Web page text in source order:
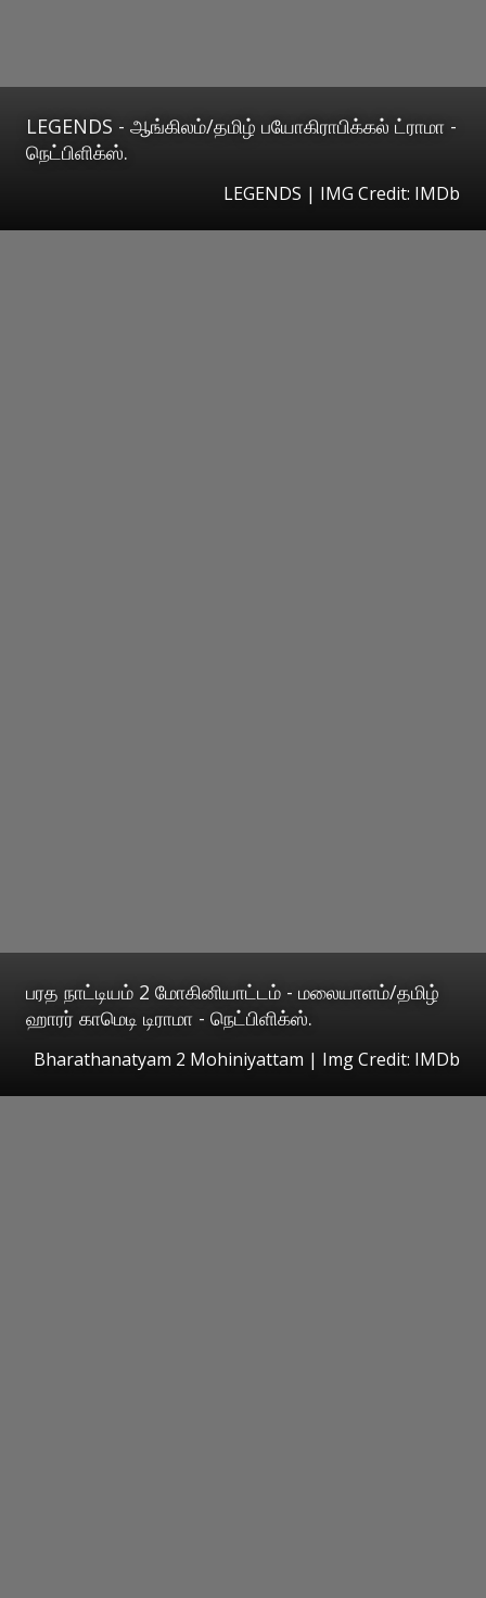
LEGENDS - ஆங்கிலம்/தமிழ் பயோகிராபிக்கல் ட்ராமா -
நெட்பிளிக்ஸ்.
LEGENDS | IMG Credit: IMDb
பரத நாட்டியம் 2 மோகினியாட்டம் - மலையாளம்/தமிழ்
ஹாரர் காமெடி டிராமா - நெட்பிளிக்ஸ்.
Bharathanatyam 2 Mohiniyattam | Img Credit: IMDb